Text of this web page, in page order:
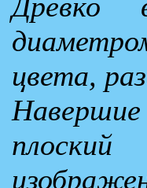
цвета,